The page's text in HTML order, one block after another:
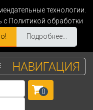
технологии.
с Политикой обработки
Подробнее...
НАВИГАЦИЯ
0